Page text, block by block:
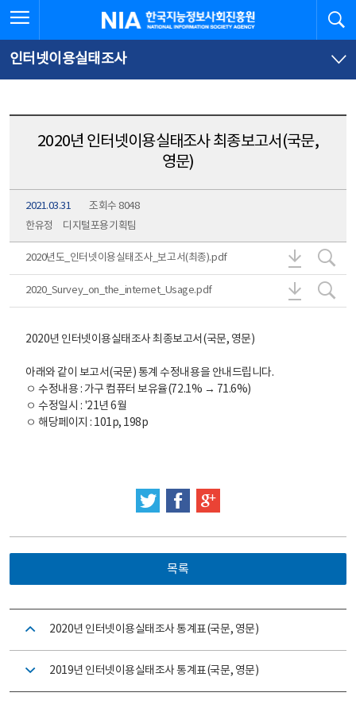
문
로
가
체
뉴
바
가
한국지능정보사회진흥원
인터넷이용실태조사
2020년 인터넷이용실태조사 최종보고서(국문,
영문)
2021.03.31
조회수 8048
한유정
디지털포용기획팀
2020년도_인터넷이용실태조사_보고서(최종).pdf
2020년도
2020_Survey_on_the_internet_Usage.pdf
2020년 인터넷이용실태조사 최종보고서(국문, 영문)
아래와 같이 보고서(국문) 통계 수정내용을 안내드립니다.
ㅇ 수정내용 : 가구 컴퓨터 보유율(72.1% → 71.6%)
ㅇ 수정일시 : '21년 6월
ㅇ 해당페이지 : 101p, 198p
트위터페이스북
목록
2020년 인터넷이용실태조사 통계표(국문, 영문)
2019년 인터넷이용실태조사 통계표(국문, 영문)